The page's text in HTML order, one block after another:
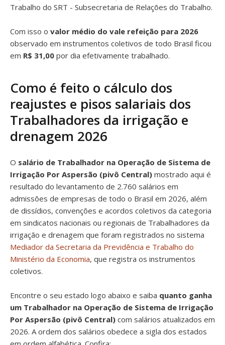
Trabalho do SRT - Subsecretaria de Relações do Trabalho.
Com isso o valor médio do vale refeição para 2026
observado em instrumentos coletivos de todo Brasil ficou
em R$ 31,00 por dia efetivamente trabalhado.
Como é feito o cálculo dos
reajustes e pisos salariais dos
Trabalhadores da irrigação e
drenagem 2026
O salário de Trabalhador na Operação de Sistema de
Irrigação Por Aspersão (pivô Central) mostrado aqui é
resultado do levantamento de 2.760 salários em
admissões de empresas de todo o Brasil em 2026, além
de dissídios, convenções e acordos coletivos da categoria
em sindicatos nacionais ou regionais de Trabalhadores da
irrigação e drenagem que foram registrados no sistema
Mediador da Secretaria da Previdência e Trabalho do
Ministério da Economia, que registra os instrumentos
coletivos.
Encontre o seu estado logo abaixo e saiba quanto ganha
um Trabalhador na Operação de Sistema de Irrigação
Por Aspersão (pivô Central) com salários atualizados em
2026. A ordem dos salários obedece a sigla dos estados